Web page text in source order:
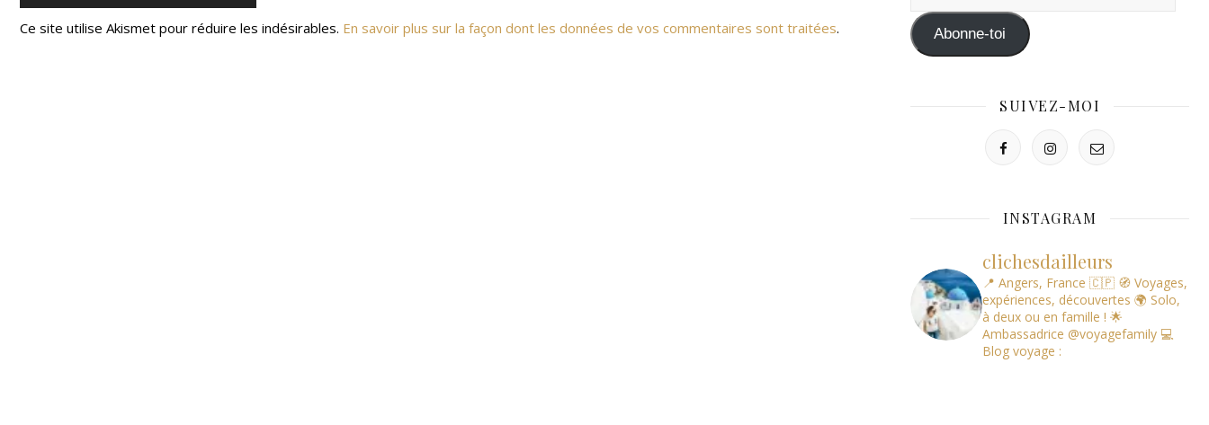
Ce site utilise Akismet pour réduire les indésirables. En savoir plus sur la façon dont les données de vos commentaires sont traitées.
mail Abonne-toi
SUIVEZ-MOI
INSTAGRAM
clichesdailleurs
📍 Angers, France 🇨🇵 🧭 Voyages,
expériences, découvertes 🌍 Solo,
à deux ou en famille ! 🌟
Ambassadrice @voyagefamily 💻
Blog voyage :